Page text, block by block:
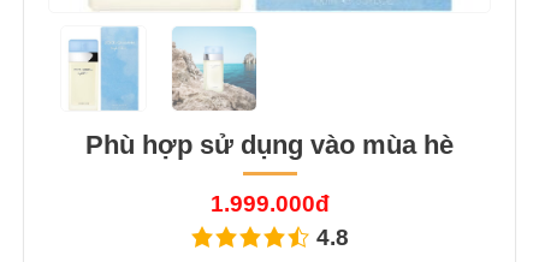
Phù hợp sử dụng vào mùa hè
1.999.000đ
4.8